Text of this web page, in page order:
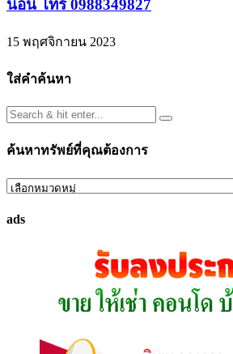
นอน โทร 0988349827
15 พฤศจิกายน 2023
ใส่คำค้นหา
ค้นหาทรัพย์ที่คุณต้องการ
ค้นหา
ที่
ads